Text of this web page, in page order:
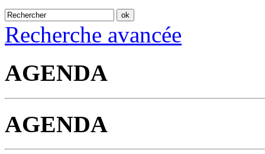
Recherche avancée
AGENDA
AGENDA